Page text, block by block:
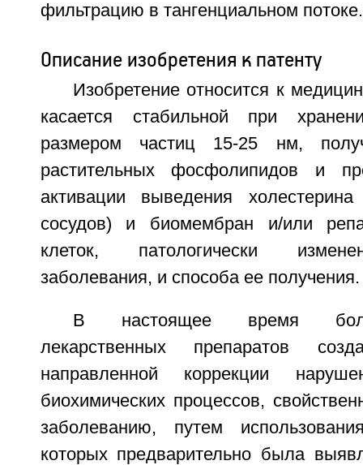
фильтрацию в тангенциальном потоке.
Описание изобретения к патенту
Изобретение относится к
касается стабильной при
размером частиц 15-25 нм,
растительных фосфолипидов и
активации выведения
сосудов) и биомембран и/или
клеток, патологически
заболевания, и способа ее получения.
В настоящее время
лекарственных препаратов
направленной коррекции
биохимических процессов,
заболеванию, путем
которых предварительно была